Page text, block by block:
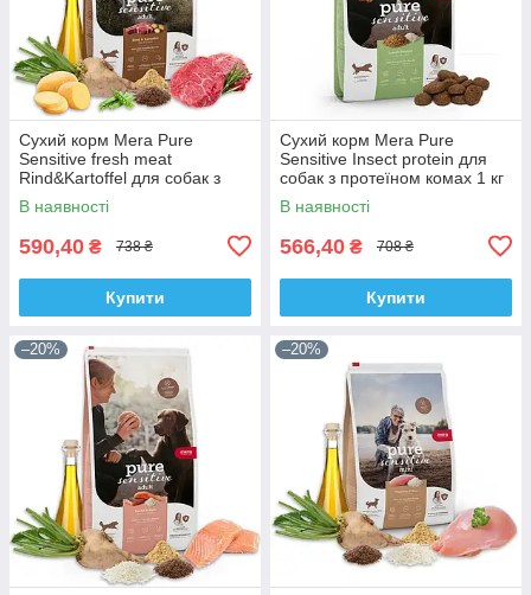
Сухий корм Mera Pure
Sensitive fresh meat
Rind&Kartoffel для собак з
м'ясом яловичи і картоплі 1
кг
В наявності
590,40 ₴ 738 ₴
Купити
Сухий корм Mera Pure
Sensitive Insect protein для
собак з протеїном комах 1 кг
В наявності
566,40 ₴ 708 ₴
Купити
–20% –20%